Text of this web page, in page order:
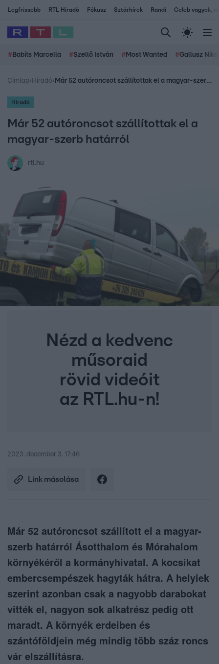
Legfrissebb RTL Híradó Fókusz Sztárhírek Randi Celeb vagyok,
# Babits Marcella #Szellő István # Most Wanted #Gallusz
Címlap› Híradó› Már 52 autóroncsot szállítottak el a magyar-szerb határról
Híradó
Már 52 autóroncsot szállítottak el a
magyar-szerb határról
rtl.hu
Nézd a kedvenc
műsoraid
rövid videóit
az RTL.hu-n!
2023. december 3. 17:46
Link másolása
Már 52 autóroncsot szállított el a magyar-
szerb határról Ásotthalom és Mórahalom
környékéről a kormányhivatal. A kocsikat
embercsempészek hagyták hátra. A helyiek
szerint azonban csak a nagyobb darabokat
vitték el, nagyon sok alkatrész pedig ott
maradt. A környék erdeiben és
szántóföldjein még mindig több száz roncs
vár elszállításra.